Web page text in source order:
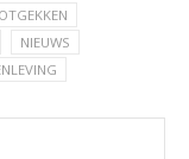
NIEUWS